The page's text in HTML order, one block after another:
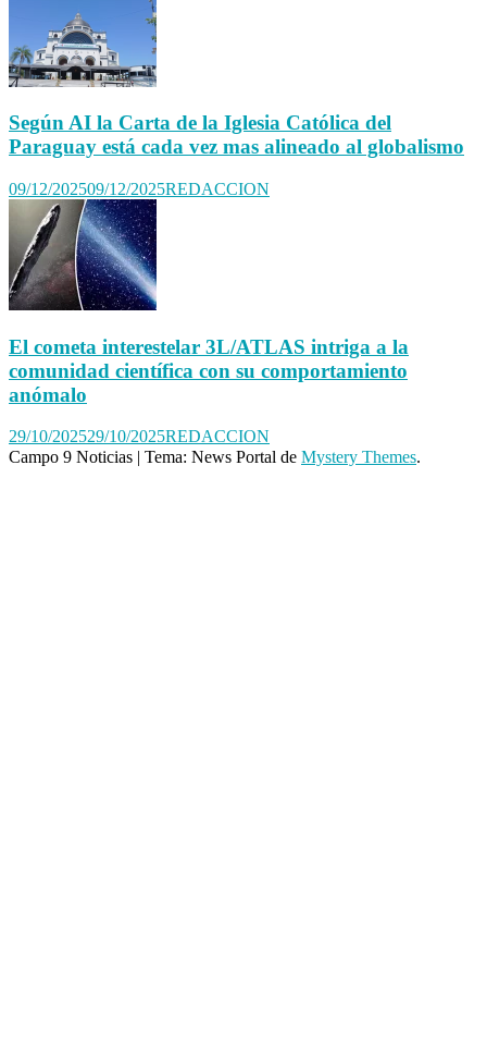
Según AI la Carta de la Iglesia Católica del
Paraguay está cada vez mas alineado al globalismo
09/12/202509/12/2025REDACCION
El cometa interestelar 3L/ATLAS intriga a la
comunidad científica con su comportamiento
anómalo
29/10/202529/10/2025REDACCION
Campo 9 Noticias | Tema: News Portal de Mystery Themes.